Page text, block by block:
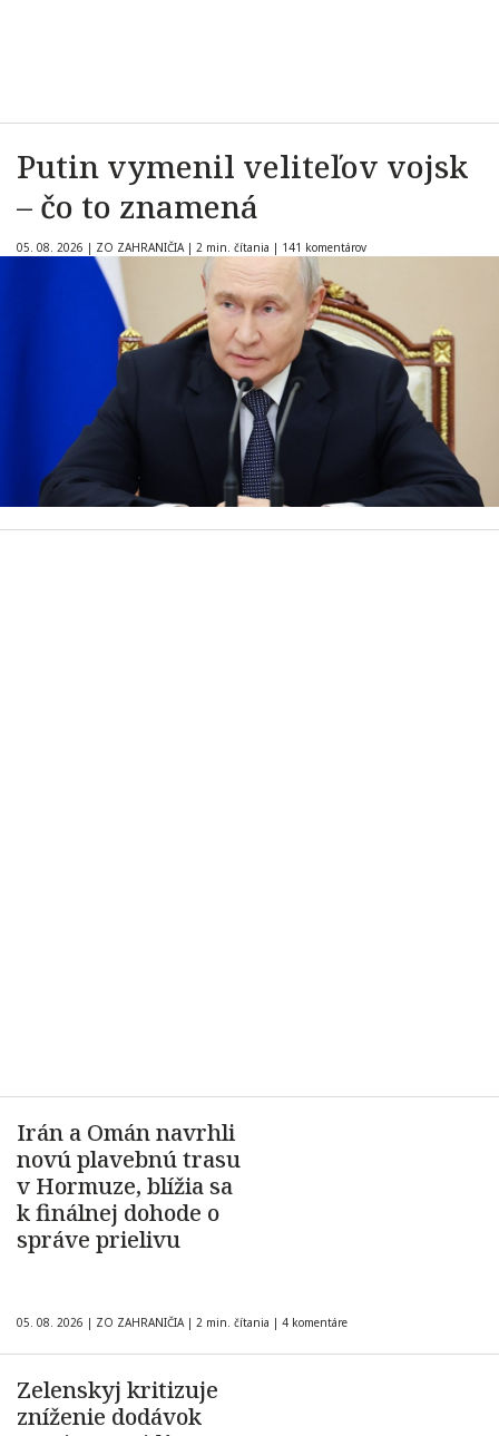
Putin vymenil veliteľov vojsk
– čo to znamená
05. 08. 2026 | ZO ZAHRANIČIA | 2 min. čítania | 141 komentárov
Irán a Omán navrhli
novú plavebnú trasu
v Hormuze, blížia sa
k finálnej dohode o
správe prielivu
05. 08. 2026 | ZO ZAHRANIČIA | 2 min. čítania | 4 komentáre
Zelenskyj kritizuje
zníženie dodávok